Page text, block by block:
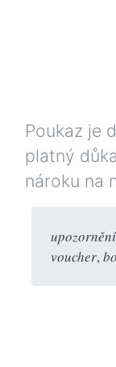
Poukaz je
platný
nároku na
upozornění
voucher,